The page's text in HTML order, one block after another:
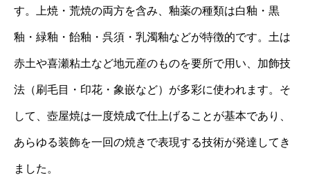
す。上焼・荒焼の両方を含み、釉薬の種類は白釉・黒
釉・緑釉・飴釉・呉須・乳濁釉などが特徴的です。土は
赤土や喜瀬粘土など地元産のものを要所で用い、加飾技
法（刷毛目・印花・象嵌など）が多彩に使われます。そ
して、壺屋焼は一度焼成で仕上げることが基本であり、
あらゆる装飾を一回の焼きで表現する技術が発達してき
ました。